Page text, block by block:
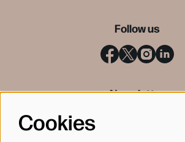
Follow us
Newsletter
Cookies